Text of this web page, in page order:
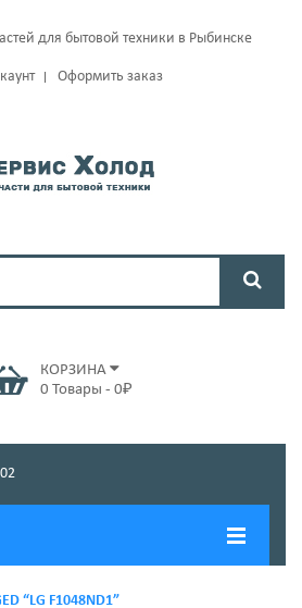
для бытовой техники в Рыбинске
Оформить заказ
КОРЗИНА
0 Товары - 0₽
“LG F1048ND1”